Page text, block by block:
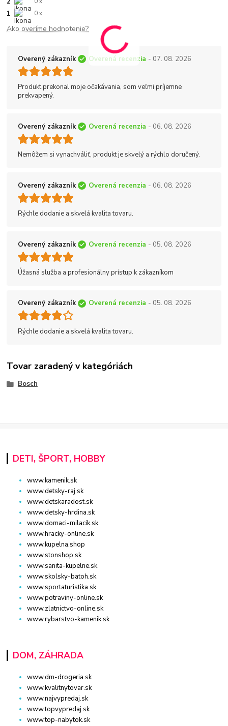
1 0 x
Ako overíme hodnotenie?
Overený zákazník Overená recenzia - 07. 08. 2026
Produkt prekonal moje očakávania, som veľmi príjemne
prekvapený.
Overený zákazník Overená recenzia - 06. 08. 2026
Nemôžem si vynachváliť, produkt je skvelý a rýchlo doručený.
Overený zákazník Overená recenzia - 06. 08. 2026
Rýchle dodanie a skvelá kvalita tovaru.
Overený zákazník Overená recenzia - 05. 08. 2026
Úžasná služba a profesionálny prístup k zákazníkom
Overený zákazník Overená recenzia - 05. 08. 2026
Rýchle dodanie a skvelá kvalita tovaru.
Tovar zaradený v kategóriách
Bosch
DETI, ŠPORT, HOBBY
www.kamenik.sk
www.detsky-raj.sk
www.detskaradost.sk
www.detsky-hrdina.sk
www.domaci-milacik.sk
www.hracky-online.sk
www.kupelna.shop
www.stonshop.sk
www.sanita-kupelne.sk
www.skolsky-batoh.sk
www.sportaturistika.sk
www.potraviny-online.sk
www.zlatnictvo-online.sk
www.rybarstvo-kamenik.sk
DOM, ZÁHRADA
www.dm-drogeria.sk
www.kvalitnytovar.sk
www.najvypredaj.sk
www.topvypredaj.sk
www.top-nabytok.sk